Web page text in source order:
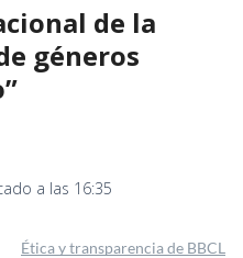
de la
géneros
a las 16:35
Ética y transparencia de BBCL